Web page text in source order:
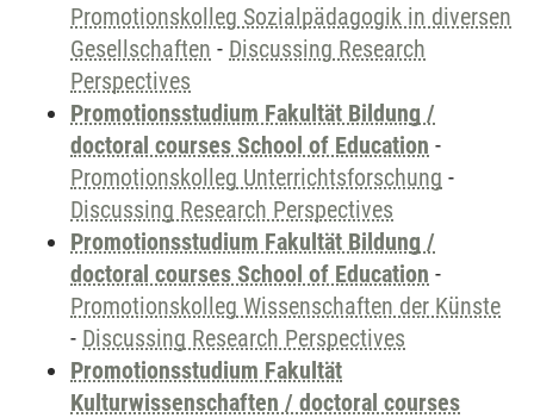
Promotionskolleg Sozialpädagogik in diversen
Gesellschaften - Discussing Research
Perspectives
Promotionsstudium Fakultät Bildung /
doctoral courses School of Education -
Promotionskolleg Unterrichtsforschung -
Discussing Research Perspectives
Promotionsstudium Fakultät Bildung /
doctoral courses School of Education -
Promotionskolleg Wissenschaften der Künste
- Discussing Research Perspectives
Promotionsstudium Fakultät
Kulturwissenschaften / doctoral courses